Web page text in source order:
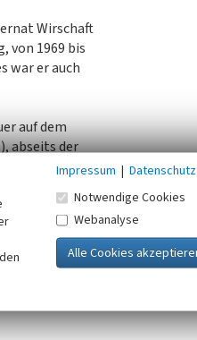
Wirschaft
von 1969 bis
war er auch
auf dem
abseits der
Familiengrab
filigranes
des
dem Grab
Impressum | Datenschutz
Notwendige Cookies
Webanalyse